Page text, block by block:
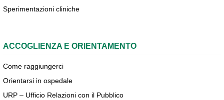
Sperimentazioni cliniche
ACCOGLIENZA E ORIENTAMENTO
Come raggiungerci
Orientarsi in ospedale
URP – Ufficio Relazioni con il Pubblico